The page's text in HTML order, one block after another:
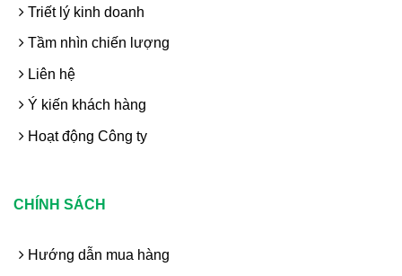
Triết lý kinh doanh
Tầm nhìn chiến lượng
Liên hệ
Ý kiến khách hàng
Hoạt động Công ty
CHÍNH SÁCH
Hướng dẫn mua hàng